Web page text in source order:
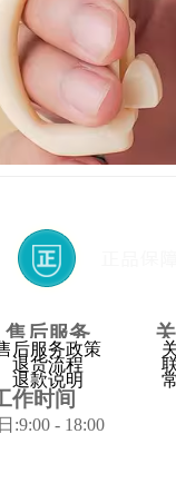
售后服务
后服务政策
退货流程
退款说明
作时间
:9:00 - 18:00